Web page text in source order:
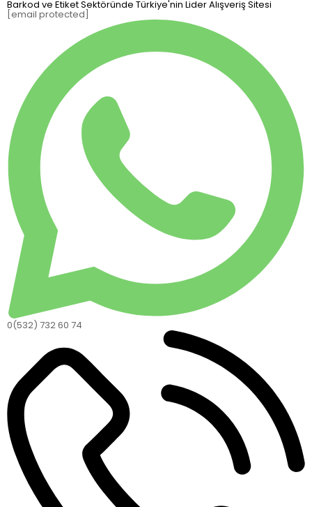
Barkod ve Etiket Sektöründe Türkiye'nin Lider Alışveriş Sitesi
[email protected]
0(532) 732 60 74